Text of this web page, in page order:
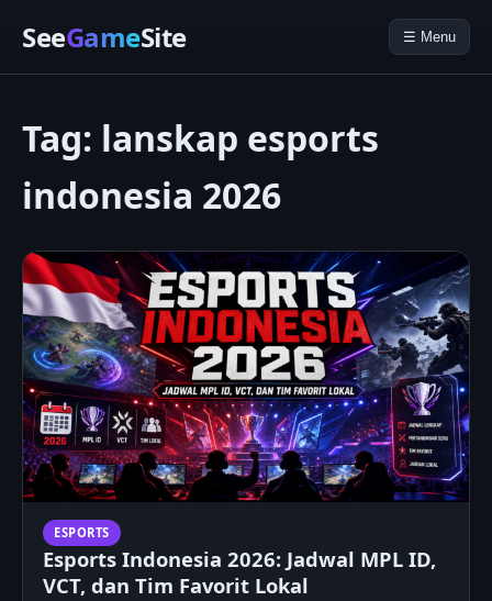
SeeGameSite ☰ Menu
Tag: lanskap esports
indonesia 2026
ESPORTS
Esports Indonesia 2026: Jadwal MPL ID,
VCT, dan Tim Favorit Lokal